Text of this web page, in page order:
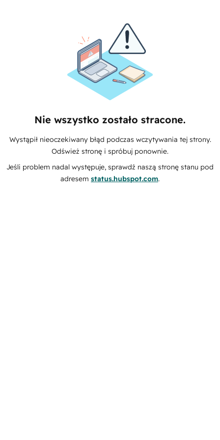
Nie wszystko zostało stracone.
Wystąpił nieoczekiwany błąd podczas wczytywania tej strony.
Odśwież stronę i spróbuj ponownie.
Jeśli problem nadal występuje, sprawdź naszą stronę stanu pod
adresem status.hubspot.com.